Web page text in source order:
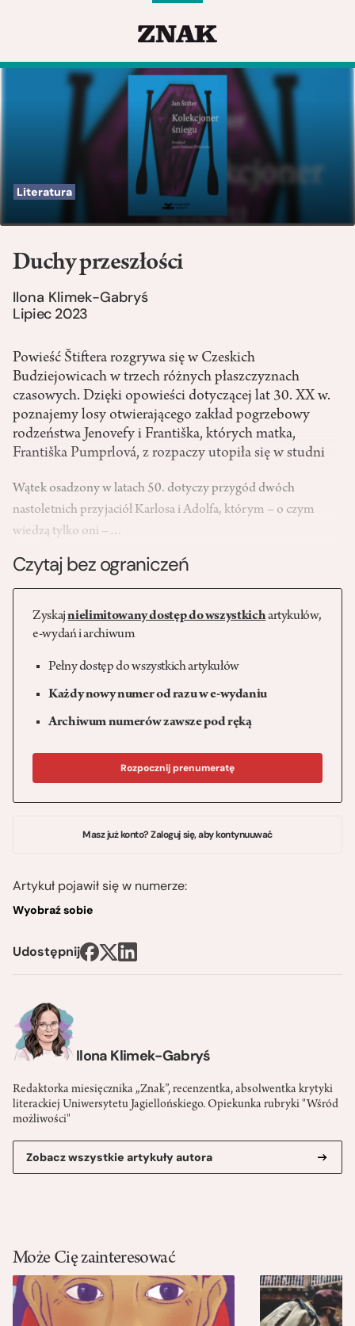
Literatura
Ilona Klimek-Gabryś
Redaktorka miesięcznika „Znak”, recenzentka, absolwentka krytyki
literackiej Uniwersytetu Jagiellońskiego. Opiekunka rubryki "Wśród
możliwości"
Zobacz wszystkie artykuły autora
Duchy przeszłości
Ilona Klimek-Gabryś
Lipiec 2023
Powieść Štiftera rozgrywa się w Czeskich
Budziejowicach w trzech różnych płaszczyznach
czasowych. Dzięki opowieści dotyczącej lat 30. XX w.
poznajemy losy otwierającego zakład pogrzebowy
rodzeństwa Jenovefy i Františka, których matka,
Františka Pumprlová, z rozpaczy utopiła się w studni
Wątek osadzony w latach 50. dotyczy przygód dwóch
nastoletnich przyjaciół Karlosa i Adolfa, którym – o czym
wiedzą tylko oni –…
Czytaj bez ograniczeń
Zyskajnielimitowany dostęp do wszystkichartykułów,
e-wydań i archiwum
Pełny dostęp do wszystkich artykułów
Każdy nowy numer od razu w e-wydaniu
Archiwum numerów zawsze pod ręką
Rozpocznij prenumeratę
Masz już konto? Zaloguj się, aby kontynuuwać
Artykuł pojawił się w numerze:
Wyobraź sobie
Udostępnij
Może Cię zainteresować